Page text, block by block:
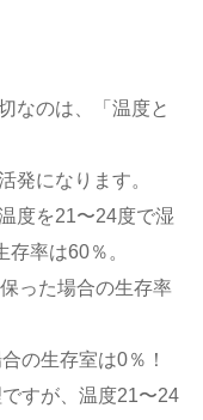
なのは、「温度と
発になります。
度を21〜24度で湿
率は60％。
った場合の生存率
の生存室は0％！
すが、温度21〜24